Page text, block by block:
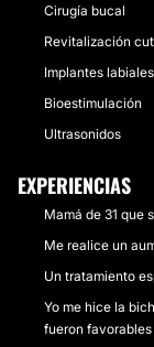
Cirugía bucal
Revitalización
Implantes labiales
Bioestimulación
Ultrasonidos
EXPERIENCIAS
Mamá de 31 que
Me realice un
Un tratamiento
Yo me hice la
fueron favorables